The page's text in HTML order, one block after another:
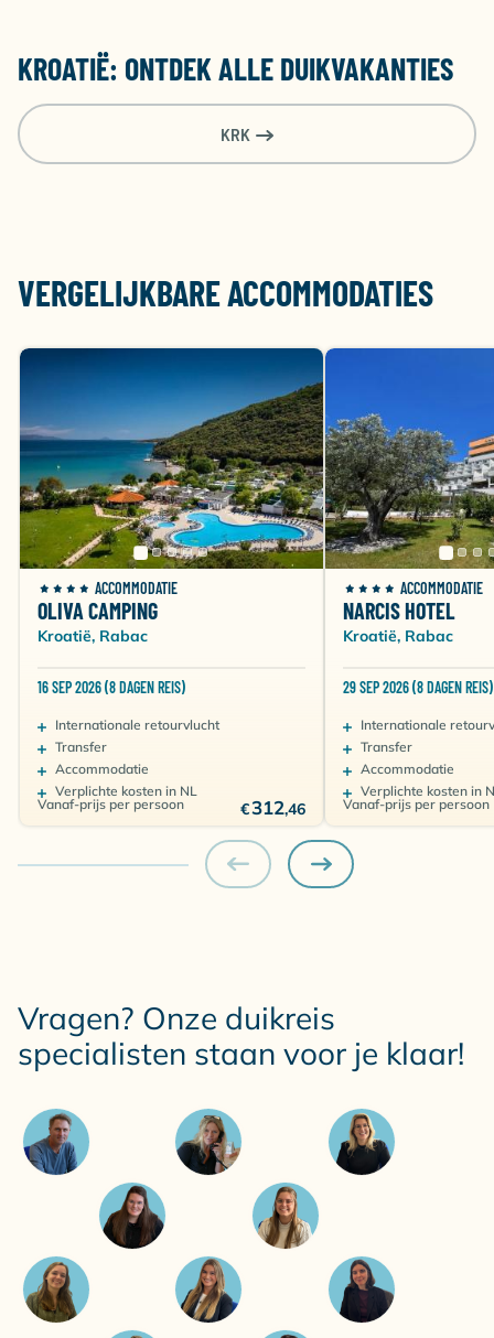
Diving Rabac
€ 470 € 470 € 470 € 470 € 470
KROATIË: ONTDEK ALLE DUIKVAKANTIES
KRK
VERGELIJKBARE ACCOMMODATIES
ACCOMMODATIE
OLIVA CAMPING
Kroatië, Rabac
16 SEP 2026 (8 DAGEN REIS)
Internationale retourvlucht
Transfer
Accommodatie
Verplichte kosten in NL
Vanaf-prijs per persoon
€312,46
ACCOMMODATIE
NARCIS HOTEL
Kroatië, Rabac
29 SEP 2026 (8 DAGEN REIS)
Internationale
Transfer
Accommodatie
Verplichte kosten in
Vanaf-prijs per persoon
Vragen? Onze duikreis
specialisten staan voor je klaar!